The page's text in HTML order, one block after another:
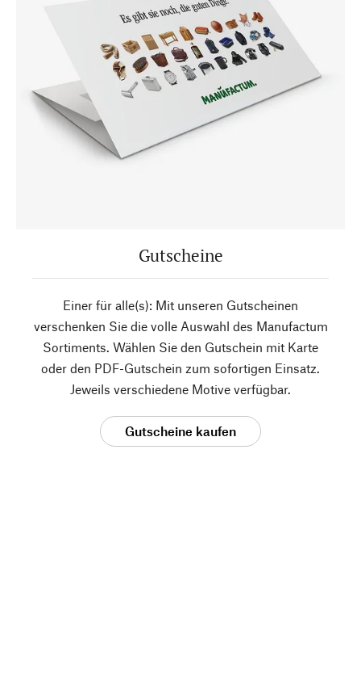
Gutscheine
Einer für alle(s): Mit unseren Gutscheinen
verschenken Sie die volle Auswahl des Manufactum
Sortiments. Wählen Sie den Gutschein mit Karte
oder den PDF-Gutschein zum sofortigen Einsatz.
Jeweils verschiedene Motive verfügbar.
Gutscheine kaufen